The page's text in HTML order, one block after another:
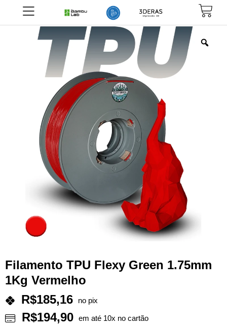
Filamento TPU Flexy Green 1.75mm
1Kg Vermelho
R$185,16 no pix
R$194,90 em até 10x no cartão